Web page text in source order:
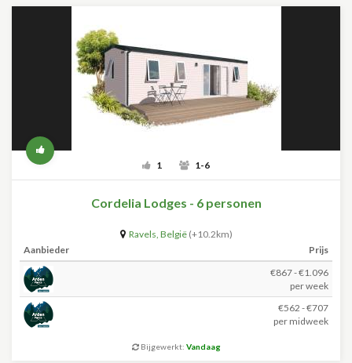
1 1-6
Cordelia Lodges - 6 personen
Ravels, België (+10.2km)
Aanbieder
Prijs
€867 - €1.096
per week
€562 - €707
per midweek
Bijgewerkt: Vandaag